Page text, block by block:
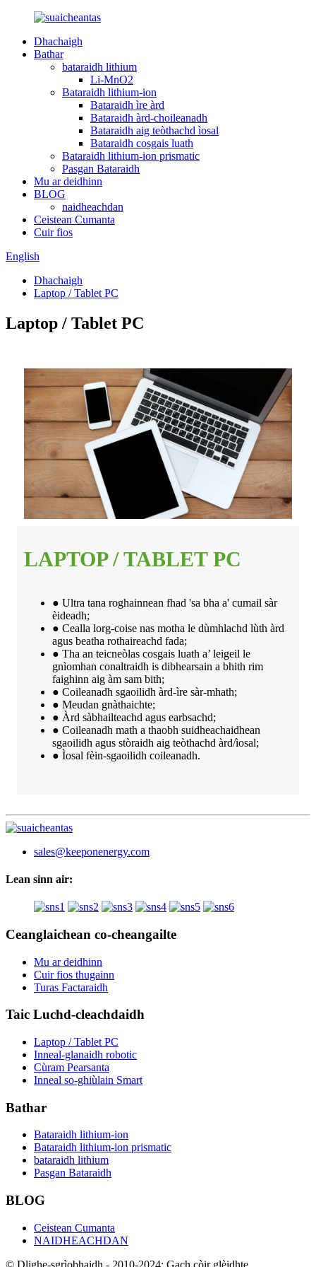
Dhachaigh
Bathar
bataraidh lithium
Li-MnO2
Bataraidh lithium-ion
Bataraidh ìre àrd
Bataraidh àrd-choileanadh
Bataraidh aig teòthachd ìosal
Bataraidh cosgais luath
Bataraidh lithium-ion prismatic
Pasgan Bataraidh
Mu ar deidhinn
BLOG
naidheachdan
Ceistean Cumanta
Cuir fios
English
Dhachaigh
Laptop / Tablet PC
Laptop / Tablet PC
LAPTOP / TABLET PC
● Ultra tana roghainnean fhad 'sa bha a' cumail sàr
èideadh;
● Cealla lorg-coise nas motha le dùmhlachd lùth àrd
agus beatha rothaireachd fada;
● Tha an teicneòlas cosgais luath a’ leigeil le
gnìomhan conaltraidh is dibhearsain a bhith rim
faighinn aig àm sam bith;
● Coileanadh sgaoilidh àrd-ìre sàr-mhath;
● Meudan gnàthaichte;
● Àrd sàbhailteachd agus earbsachd;
● Coileanadh math a thaobh suidheachaidhean
sgaoilidh agus stòraidh aig teòthachd àrd/ìosal;
● Ìosal fèin-sgaoilidh coileanadh.
sales@keeponenergy.com
Lean sinn air:
Ceanglaichean co-cheangailte
Mu ar deidhinn
Cuir fios thugainn
Turas Factaraidh
Taic Luchd-cleachdaidh
Laptop / Tablet PC
Inneal-glanaidh robotic
Cùram Pearsanta
Inneal so-ghiùlain Smart
Bathar
Bataraidh lithium-ion
Bataraidh lithium-ion prismatic
bataraidh lithium
Pasgan Bataraidh
BLOG
Ceistean Cumanta
NAIDHEACHDAN
© Dlighe-sgrìobhaidh - 2010-2024: Gach còir glèidhte.